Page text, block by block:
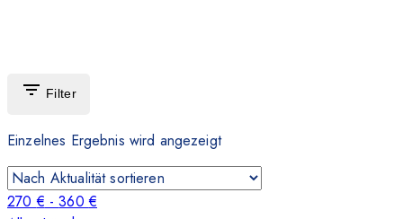
Filter
Einzelnes Ergebnis wird angezeigt
270€ -360€